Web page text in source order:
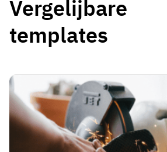
Vergelijbare
templates